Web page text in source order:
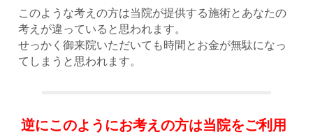
このような考えの方は当院が提供する施術とあなたの
考えが違っていると思われます。
せっかく御来院いただいても時間とお金が無駄になっ
てしまうと思われます。
逆にこのようにお考えの方は当院をご利用